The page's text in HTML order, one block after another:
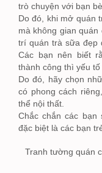
trò chuyện với bạn bè.
Do đó, khi mở quán
mà không gian
trí quán trà sữa đẹp
Các bạn nên biết
thành công thì yếu
Do đó, hãy chọn
có phong cách
thể nội thất.
Chắc chắn các bạn
đặc biệt là các bạn
Tranh tường quán